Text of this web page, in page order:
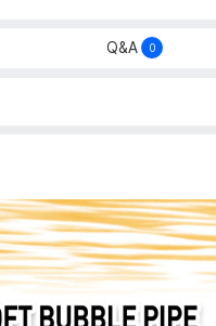
Q&A 0